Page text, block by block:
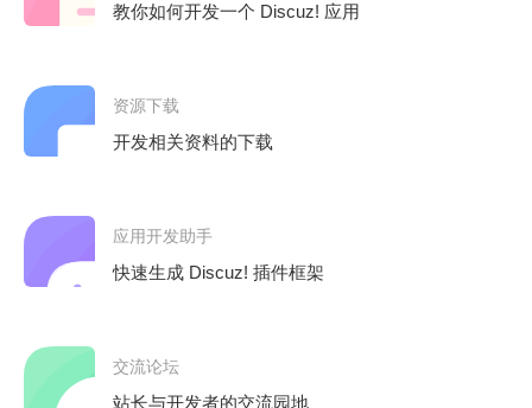
教你如何开发一个 Discuz! 应用
资源下载
开发相关资料的下载
应用开发助手
快速生成 Discuz! 插件框架
交流论坛
站长与开发者的交流园地